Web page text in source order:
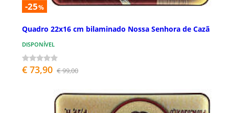
-25%
Quadro 22x16 cm bilaminado Nossa Senhora de Cazã
DISPONÍVEL
€ 73,90 € 99,00